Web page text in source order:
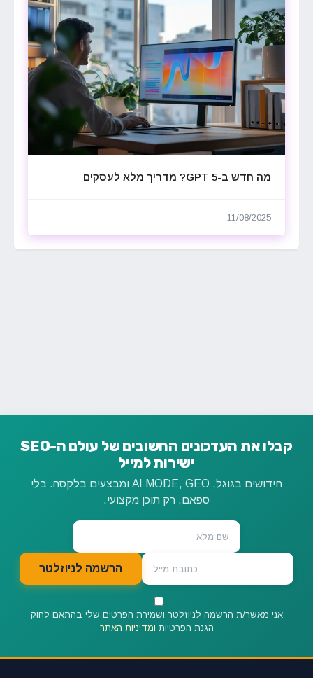
מה חדש ב-GPT 5? מדריך מלא לעסקים
11/08/2025
קבלו את העדכונים החשובים של עולם ה-SEO
ישירות למייל
חידושים בגוגל, AI MODE, GEO ומבצעים בלקסה. בלי
ספאם, רק תוכן מקצועי.
הרשמה לניוזלטר
אני מאשר/ת הרשמה לניוזלטר ושמירת הפרטים שלי בהתאם לחוק
הגנת הפרטיות ומדיניות האתר